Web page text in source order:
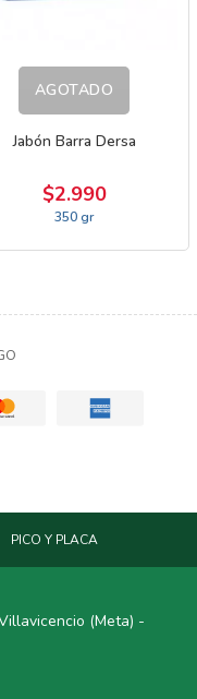
AGOTADO
Jabón Barra Dersa
$2.990
350 gr
PICO Y PLACA
(Meta) -